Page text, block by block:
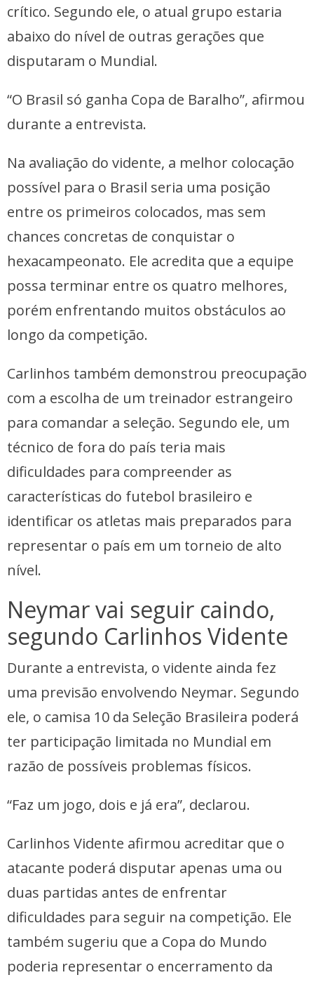
crítico. Segundo ele, o atual grupo estaria
abaixo do nível de outras gerações que
disputaram o Mundial.
“O Brasil só ganha Copa de Baralho”, afirmou
durante a entrevista.
Na avaliação do vidente, a melhor colocação
possível para o Brasil seria uma posição
entre os primeiros colocados, mas sem
chances concretas de conquistar o
hexacampeonato. Ele acredita que a equipe
possa terminar entre os quatro melhores,
porém enfrentando muitos obstáculos ao
longo da competição.
Carlinhos também demonstrou preocupação
com a escolha de um treinador estrangeiro
para comandar a seleção. Segundo ele, um
técnico de fora do país teria mais
dificuldades para compreender as
características do futebol brasileiro e
identificar os atletas mais preparados para
representar o país em um torneio de alto
nível.
Neymar vai seguir caindo,
segundo Carlinhos Vidente
Durante a entrevista, o vidente ainda fez
uma previsão envolvendo Neymar. Segundo
ele, o camisa 10 da Seleção Brasileira poderá
ter participação limitada no Mundial em
razão de possíveis problemas físicos.
“Faz um jogo, dois e já era”, declarou.
Carlinhos Vidente afirmou acreditar que o
atacante poderá disputar apenas uma ou
duas partidas antes de enfrentar
dificuldades para seguir na competição. Ele
também sugeriu que a Copa do Mundo
poderia representar o encerramento da